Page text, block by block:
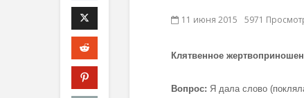
11 июня 2015 5971
Клятвенное
Вопрос: Я дала слово